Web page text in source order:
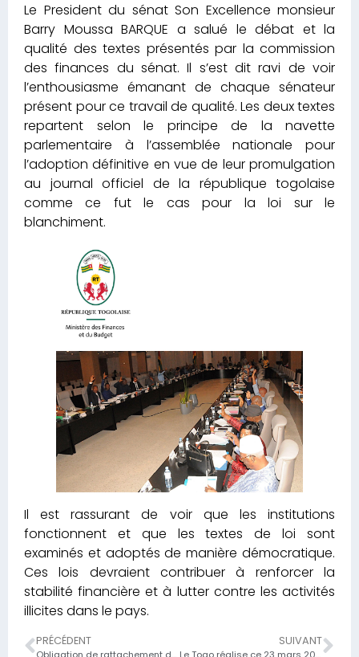
Le President du sénat Son Excellence monsieur
Barry Moussa BARQUE a salué le débat et la
qualité des textes présentés par la commission
des finances du sénat. Il s’est dit ravi de voir
l’enthousiasme émanant de chaque sénateur
présent pour ce travail de qualité. Les deux textes
repartent selon le principe de la navette
parlementaire à l’assemblée nationale pour
l’adoption définitive en vue de leur promulgation
au journal officiel de la république togolaise
comme ce fut le cas pour la loi sur le
blanchiment.
Il est rassurant de voir que les institutions
fonctionnent et que les textes de loi sont
examinés et adoptés de manière démocratique.
Ces lois devraient contribuer à renforcer la
stabilité financière et à lutter contre les activités
illicites dans le pays.
PRÉCÉDENT
Obligation de rattachement des données des travaux topographiques au Réseau Géodésique National
SUIVANT
Le Togo réalise ce 23 mars 2026 un taux de couverture impressionnant de 538,30% sur le marché de l’UMOA-titre